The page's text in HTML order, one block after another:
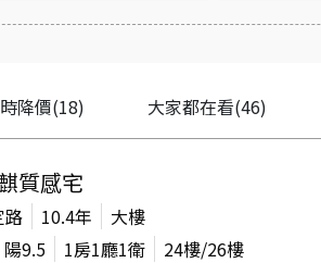
降價(18) 大家都在看(46)
質感宅
路 10.4年
大樓
陽9.5 1房1廳1衛 24樓/26樓